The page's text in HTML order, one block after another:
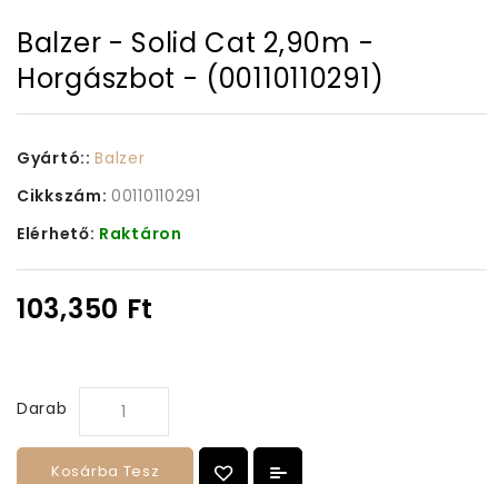
Balzer - Solid Cat 2,90m -
Horgászbot - (00110110291)
Gyártó::Balzer
Cikkszám: 00110110291
Elérhető: Raktáron
103,350 Ft
Darab
Kosárba Tesz